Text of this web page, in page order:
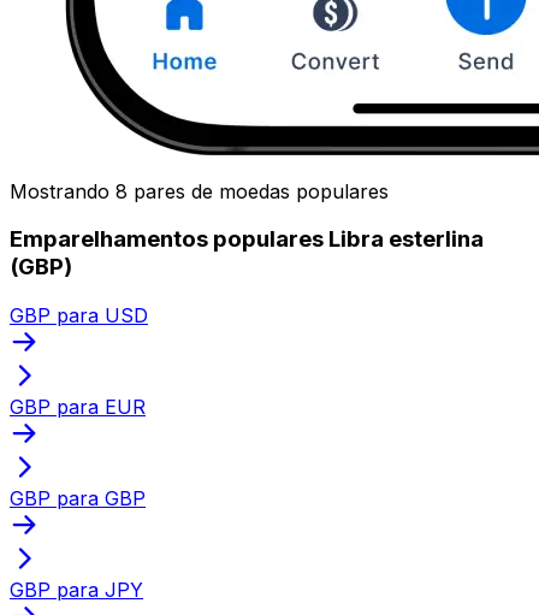
Mostrando 8 pares de moedas populares
Emparelhamentos populares Libra esterlina
(GBP)
GBP para USD
GBP para EUR
GBP para GBP
GBP para JPY